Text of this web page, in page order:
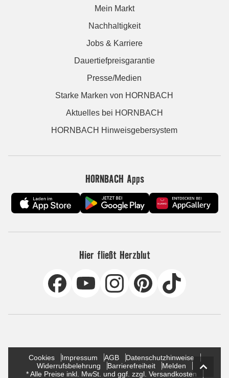
Mein Markt
Nachhaltigkeit
Jobs & Karriere
Dauertiefpreisgarantie
Presse/Medien
Starke Marken von HORNBACH
Aktuelles bei HORNBACH
HORNBACH Hinweisgebersystem
HORNBACH Apps
Hier fließt Herzblut
Cookies Impressum AGB
Datenschutzhinweise
Widerrufsbelehrung
Barrierefreiheit
Melden
* Alle Preise inkl. MwSt. und ggf. zzgl. Versandkosten